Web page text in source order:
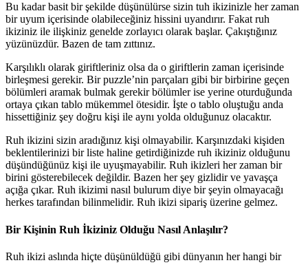
Bu kadar basit bir şekilde düşünülürse sizin tuh ikizinizle her zaman
bir uyum içerisinde olabileceğiniz hissini uyandırır. Fakat ruh
ikiziniz ile ilişkiniz genelde zorlayıcı olarak başlar. Çakıştığınız
yüzünüzdür. Bazen de tam zıttınız.
Karşılıklı olarak giriftleriniz olsa da o giriftlerin zaman içerisinde
birleşmesi gerekir. Bir puzzle’nin parçaları gibi bir birbirine geçen
bölümleri aramak bulmak gerekir bölümler ise yerine oturduğunda
ortaya çıkan tablo mükemmel ötesidir. İşte o tablo oluştuğu anda
hissettiğiniz şey doğru kişi ile aynı yolda olduğunuz olacaktır.
Ruh ikizini sizin aradığınız kişi olmayabilir. Karşınızdaki kişiden
beklentilerinizi bir liste haline getirdiğinizde ruh ikiziniz olduğunu
düşündüğünüz kişi ile uyuşmayabilir. Ruh ikizleri her zaman bir
birini gösterebilecek değildir. Bazen her şey gizlidir ve yavaşça
açığa çıkar. Ruh ikizimi nasıl bulurum diye bir şeyin olmayacağı
herkes tarafından bilinmelidir. Ruh ikizi sipariş üzerine gelmez.
Bir Kişinin Ruh İkiziniz Olduğu Nasıl Anlaşılır?
Ruh ikizi aslında hiçte düşünüldüğü gibi dünyanın her hangi bir